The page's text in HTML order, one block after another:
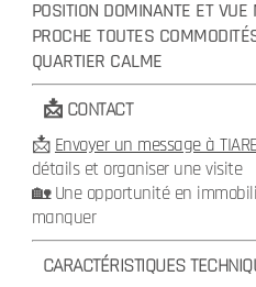
POSITION DOMINANTE ET VUE
PROCHE TOUTES
QUARTIER CALME
📩 CONTACT
📩 Envoyer un message à
détails et organiser une visite
🏡 Une opportunité en
manquer
CARACTÉRISTIQUES